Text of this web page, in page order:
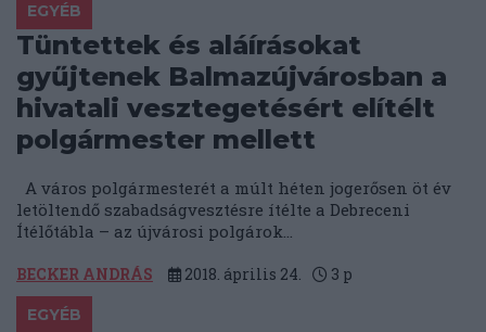
EGYÉB
Tüntettek és aláírásokat
gyűjtenek Balmazújvárosban a
hivatali vesztegetésért elítélt
polgármester mellett
A város polgármesterét a múlt héten jogerősen öt év
letöltendő szabadságvesztésre ítélte a Debreceni
Ítélőtábla – az újvárosi polgárok...
BECKER ANDRÁS 2018. április 24. 3 p
EGYÉB